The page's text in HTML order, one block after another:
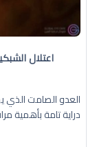
اعتلال
العدو الصامت
دراية تامة بأهمية